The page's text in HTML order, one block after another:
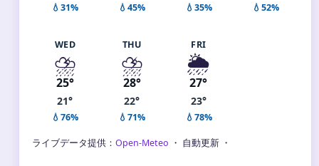
💧31% 💧45% 💧35% 💧52%
WED
⛈️
25°
21°
💧76%
THU
⛈️
28°
22°
💧71%
FRI
🌦️
27°
23°
💧78%
ライブデータ提供： Open-Meteo ・ 自動更新 ・